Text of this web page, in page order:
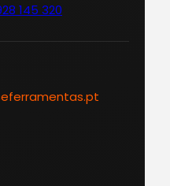
145 320